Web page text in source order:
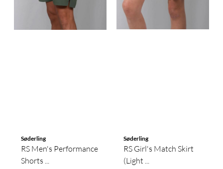
Søderling
RS Men's Performance
Shorts ...
Søderling
RS Girl's Match Skirt
(Light ...